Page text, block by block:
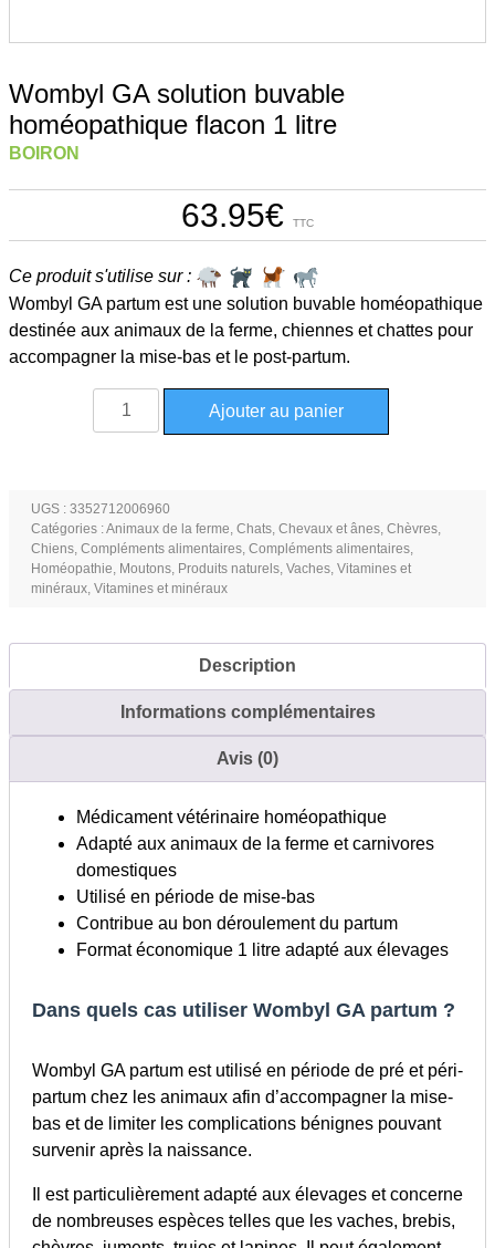
Wombyl GA solution buvable
homéopathique flacon 1 litre
BOIRON
63.95€ TTC
Ce produit s'utilise sur :
Wombyl GA partum est une solution buvable homéopathique
destinée aux animaux de la ferme, chiennes et chattes pour
accompagner la mise-bas et le post-partum.
quantité
de
solution
buvable
homéopathique
flacon
litre
Ajouter au panier
UGS : 3352712006960
Catégories :Animaux de la ferme, Chats, Chevaux et ânes, Chèvres,
Chiens, Compléments alimentaires, Compléments alimentaires,
Homéopathie, Moutons, Produits naturels, Vaches, Vitamines et
minéraux, Vitamines et minéraux
Description
Informations complémentaires
Avis (0)
Médicament vétérinaire homéopathique
Adapté aux animaux de la ferme et carnivores
domestiques
Utilisé en période de mise-bas
Contribue au bon déroulement du partum
Format économique 1 litre adapté aux élevages
Dans quels cas utiliser Wombyl GA partum ?
Wombyl GA partum est utilisé en période de pré et péri-
partum chez les animaux afin d’accompagner la mise-
bas et de limiter les complications bénignes pouvant
survenir après la naissance.
Il est particulièrement adapté aux élevages et concerne
de nombreuses espèces telles que les vaches, brebis,